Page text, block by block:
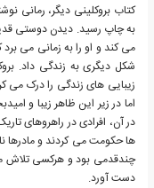
می کند و او را به زمانی می برد
شکل دیگری به زندگی داد.
زیبایی های زندگی را درک می
اما در زیر این ظاهر زیبا و
در آن، افرادی در راهروهای
ها حکومت می کردند و مادرها
چندقدمی بود و هرکسی تلاش
دست آورد.